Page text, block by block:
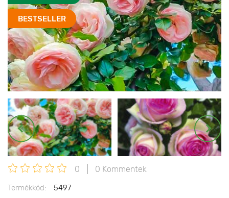
BESTSELLER
0 0 Kommentek
Termékkód:
5497